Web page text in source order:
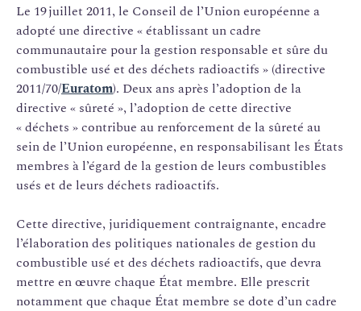
Le 19 juillet 2011, le Conseil de l’Union européenne a
adopté une directive « établissant un cadre
communautaire pour la gestion responsable et sûre du
combustible usé et des déchets radioactifs » (directive
2011/70/Euratom). Deux ans après l’adoption de la
directive « sûreté », l’adoption de cette directive
« déchets » contribue au renforcement de la sûreté au
sein de l’Union européenne, en responsabilisant les États
membres à l’égard de la gestion de leurs combustibles
usés et de leurs déchets radioactifs.
Cette directive, juridiquement contraignante, encadre
l’élaboration des politiques nationales de gestion du
combustible usé et des déchets radioactifs, que devra
mettre en œuvre chaque État membre. Elle prescrit
notamment que chaque État membre se dote d’un cadre